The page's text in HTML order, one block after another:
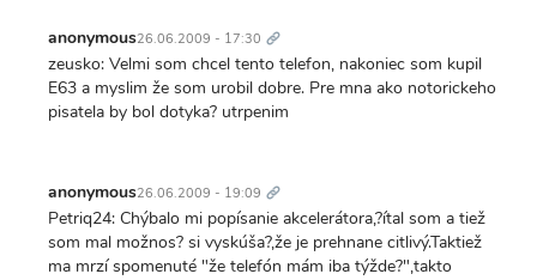
anonymous26.06.2009 - 17:30 odkaz
zeusko: Velmi som chcel tento telefon, nakoniec som kupil
E63 a myslim že som urobil dobre. Pre mna ako notorickeho
pisatela by bol dotyka? utrpenim
anonymous26.06.2009 - 19:09 odkaz
Petriq24: Chýbalo mi popísanie akcelerátora,?ítal som a tiež
som mal možnos? si vyskúša?,že je prehnane citlivý.Taktiež
ma mrzí spomenuté "že telefón mám iba týžde?",takto